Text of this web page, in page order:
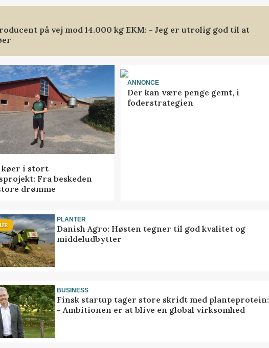
på vej mod 14.000 kg EKM: - Jeg er utrolig god til at
i stort
Fra beskeden
drømme
ANNONCE
Der kan være penge gemt, i
foderstrategien
PLANTER
Danish Agro: Høsten tegner til god kvalitet og
middeludbytter
BUSINESS
Finsk startup tager store skridt med planteprotein:
- Ambitionen er at blive en global virksomhed